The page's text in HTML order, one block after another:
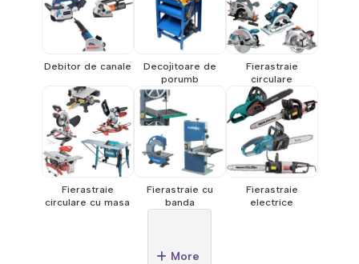
Debitor de canale
Decojitoare de
porumb
Fierastraie
circulare
Fierastraie
circulare cu masa
Fierastraie cu
banda
Fierastraie
electrice
More